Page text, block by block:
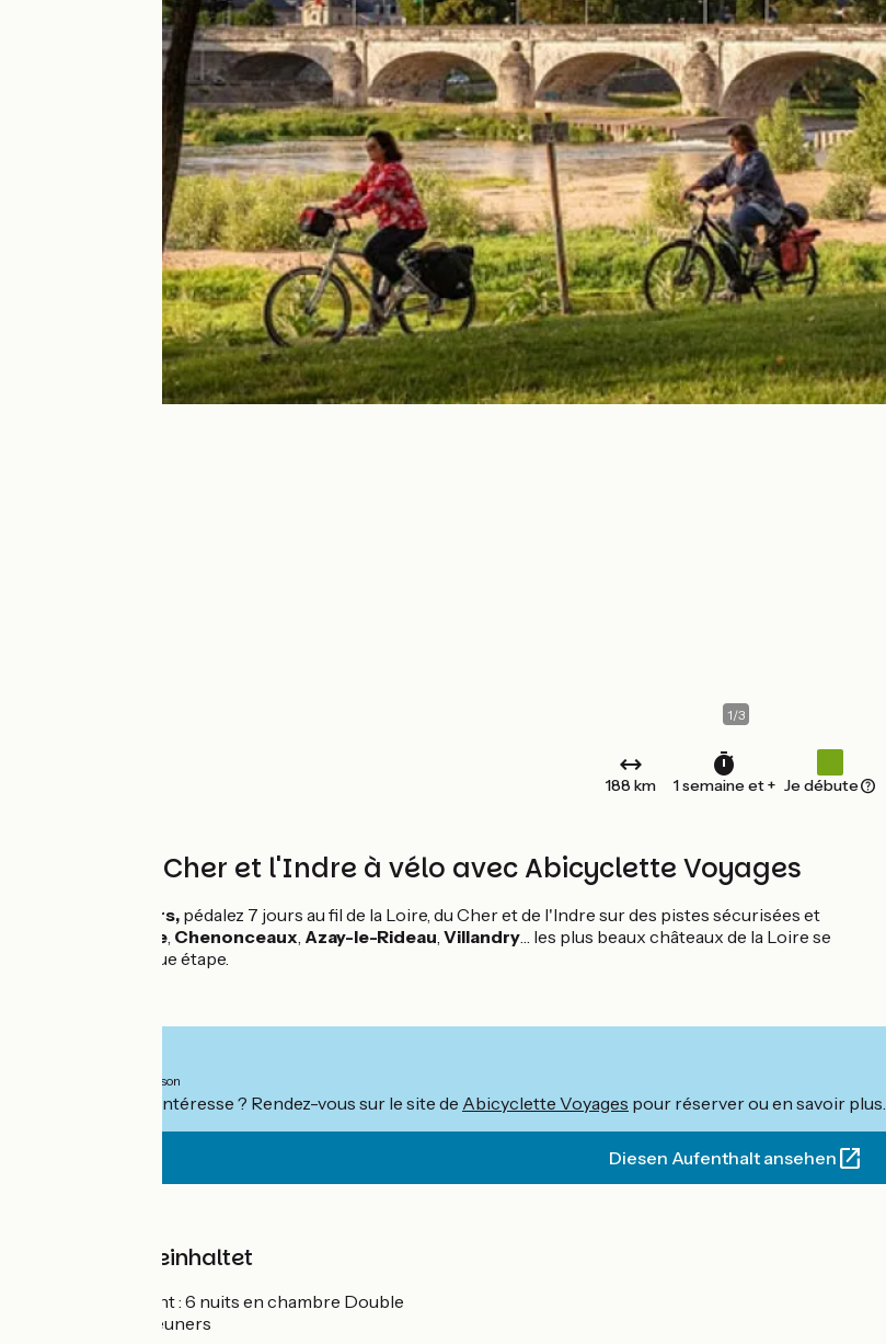
1/3
188 km 1 semaine et + Je débute
La Loire, le Cher et l'Indre à vélo avec Abicyclette Voyages
Tours, pédalez 7 jours au fil de la Loire, du Cher et de l'Indre sur des pistes sécurisées et
Amboise, Chenonceaux, Azay-le-Rideau, Villandry… les plus beaux châteaux de la Loire se
succèdent à chaque étape.
pro Person
Ce séjour vous intéresse ? Rendez-vous sur le site de Abicyclette Voyages pour réserver ou en savoir plus.
Diesen Aufenthalt ansehen
Der Preis beinhaltet
Hébergement : 6 nuits en chambre Double
6 petits-déjeuners